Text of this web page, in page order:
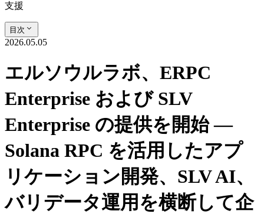
支援
目次
2026.05.05
エルソウルラボ、ERPC
Enterprise および SLV
Enterprise の提供を開始 —
Solana RPC を活用したアプ
リケーション開発、SLV AI、
バリデータ運用を横断して企